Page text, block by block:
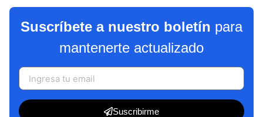
Suscríbete a nuestro boletín para
mantenerte actualizado
Suscribirme